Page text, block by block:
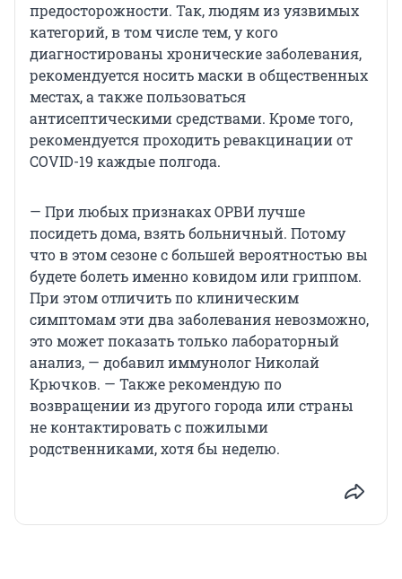
предосторожности. Так, людям из уязвимых
категорий, в том числе тем, у кого
диагностированы хронические заболевания,
рекомендуется носить маски в общественных
местах, а также пользоваться
антисептическими средствами. Кроме того,
рекомендуется проходить ревакцинации от
COVID-19 каждые полгода.
— При любых признаках ОРВИ лучше
посидеть дома, взять больничный. Потому
что в этом сезоне с большей вероятностью вы
будете болеть именно ковидом или гриппом.
При этом отличить по клиническим
симптомам эти два заболевания невозможно,
это может показать только лабораторный
анализ, — добавил иммунолог Николай
Крючков. — Также рекомендую по
возвращении из другого города или страны
не контактировать с пожилыми
родственниками, хотя бы неделю.